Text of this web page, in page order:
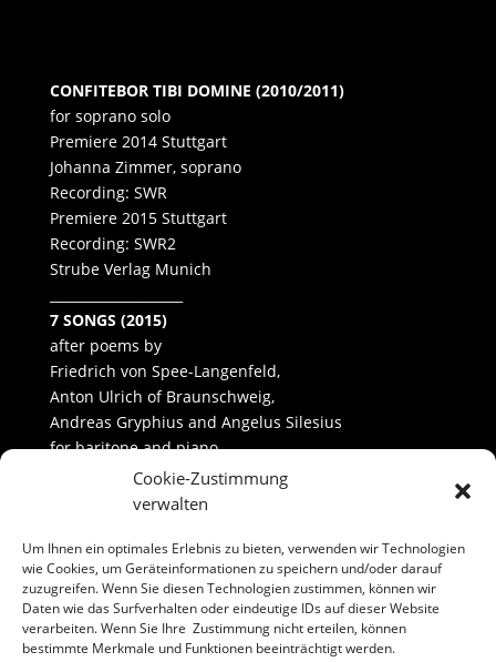
Cookie-Zustimmung
verwalten
Um Ihnen ein optimales Erlebnis zu bieten, verwenden wir Technologien
wie Cookies, um Geräteinformationen zu speichern und/oder darauf
zuzugreifen. Wenn Sie diesen Technologien zustimmen, können wir
Daten wie das Surfverhalten oder eindeutige IDs auf dieser Website
verarbeiten. Wenn Sie Ihre Zustimmung nicht erteilen, können
bestimmte Merkmale und Funktionen beeinträchtigt werden.
CONFITEBOR TIBI DOMINE (2010/2011)
for soprano solo
Premiere 2014 Stuttgart
Johanna Zimmer, soprano
Recording: SWR
Premiere 2015 Stuttgart
Recording: SWR2
Strube Verlag Munich
7 SONGS (2015)
after poems by
Friedrich von Spee-Langenfeld,
Anton Ulrich of Braunschweig,
Andreas Gryphius and Angelus Silesius
for baritone and piano
____________________
HUMORESQUES (2019)
for soprano, alto and piano